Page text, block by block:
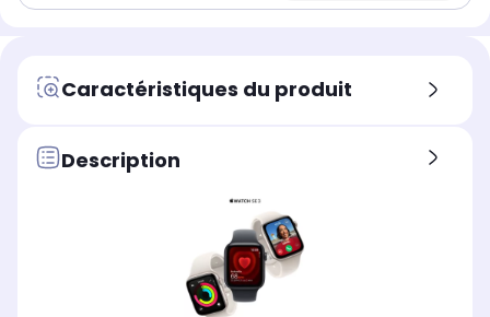
Caractéristiques du produit
Description